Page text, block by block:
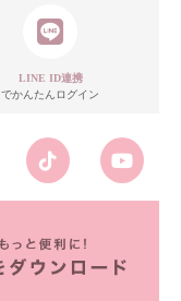
LINE ID連携
でかんたんログイン